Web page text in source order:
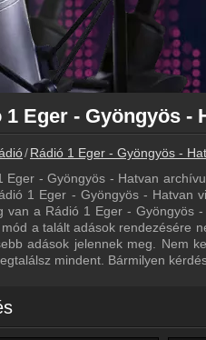
Rádió 1 Eger - Gyöngyös -
Eger - Gyöngyös - Hatvan
1 Eger - Gyöngyös - Hatvan
van a Rádió 1 Eger - Gyöngyös
a talált adások rendezésére
adások jelennek meg. Nem
mindent. Bármilyen